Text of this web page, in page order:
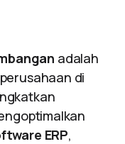
adalah
di
ERP,